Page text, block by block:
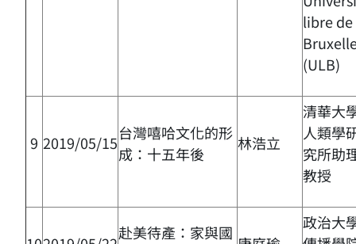
libre de
(ULB)
9 2019/05/15台灣嘻哈文化的形
成：十五年後
林浩立
清華大
人類學
究所助
教授
赴美待產：家與國
政治大